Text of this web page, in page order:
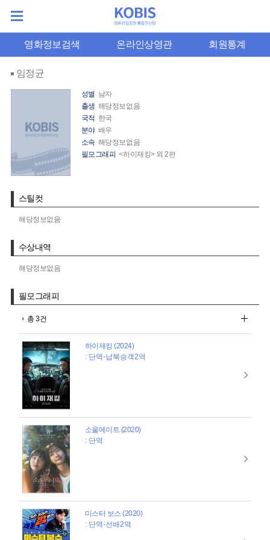
영화정보검색 온라인상영관 회원통계
임정균
성별 남자
출생 해당정보없음
국적 한국
분야 배우
소속 해당정보없음
필모그래피 <하이재킹> 외 2편
스틸컷
해당정보없음
수상내역
해당정보없음
필모그래피
총 3건
하이재킹 (2024)
: 단역-납북승객2역
소울메이트 (2020)
: 단역
미스터 보스 (2020)
: 단역-선배2역